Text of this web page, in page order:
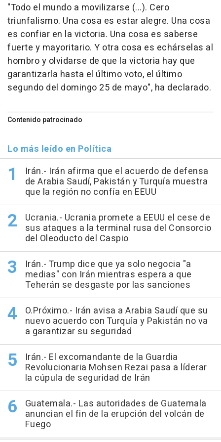
"Todo el mundo a movilizarse (...). Cero
triunfalismo. Una cosa es estar alegre. Una cosa
es confiar en la victoria. Una cosa es saberse
fuerte y mayoritario. Y otra cosa es echárselas al
hombro y olvidarse de que la victoria hay que
garantizarla hasta el último voto, el último
segundo del domingo 25 de mayo", ha declarado.
Contenido patrocinado
Lo más leído en Política
Irán.- Irán afirma que el acuerdo de defensa
de Arabia Saudí, Pakistán y Turquía muestra
que la región no confía en EEUU
Ucrania.- Ucrania promete a EEUU el cese de
sus ataques a la terminal rusa del Consorcio
del Oleoducto del Caspio
Irán.- Trump dice que ya solo negocia "a
medias" con Irán mientras espera a que
Teherán se desgaste por las sanciones
O.Próximo.- Irán avisa a Arabia Saudí que su
nuevo acuerdo con Turquía y Pakistán no va
a garantizar su seguridad
Irán.- El excomandante de la Guardia
Revolucionaria Mohsen Rezai pasa a líderar
la cúpula de seguridad de Irán
Guatemala.- Las autoridades de Guatemala
anuncian el fin de la erupción del volcán de
Fuego